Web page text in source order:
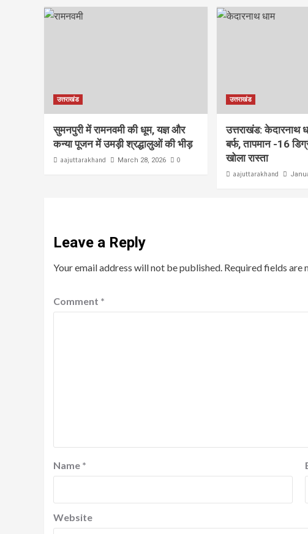
उत्तराखंड
सुमनपुरी में रामनवमी की धूम, यज्ञ और
कन्या पूजन में उमड़ी श्रद्धालुओं की भीड़
aajuttarakhand March 28, 2026 0
उत्तराखंड
उत्तराखंड: केदारनाथ
बर्फ, तापमान -16
खोला रास्ता
aajuttarakhand
Leave a Reply
Your email address will not be published. Required fields are
Comment *
Name *
Website